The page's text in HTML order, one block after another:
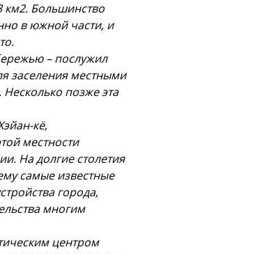
км2. Большинство
в южной части, и
– послужил
заселения местными
позже эта
кё,
местности
На долгие столетия
самые известные
города,
многим
центром